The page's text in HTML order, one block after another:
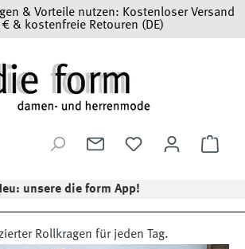
& Vorteile nutzen: Kostenloser Versand
€ & kostenfreie Retouren (DE)
unsere die form App!
Rollkragen für jeden Tag.